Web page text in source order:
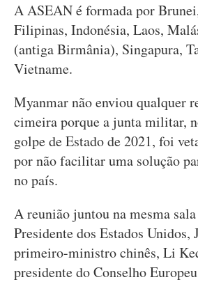
A ASEAN é formada por
Filipinas, Indonésia, Laos,
(antiga Birmânia), Singapura,
Vietname.
Myanmar não enviou qualquer
cimeira porque a junta militar,
golpe de Estado de 2021, foi
por não facilitar uma solução
no país.
A reunião juntou na mesma
Presidente dos Estados Unidos,
primeiro-ministro chinês, Li
presidente do Conselho